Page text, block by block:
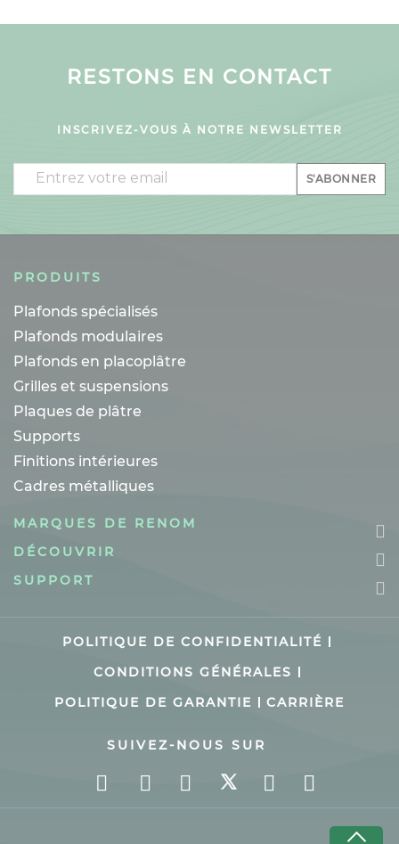
RESTONS EN CONTACT
INSCRIVEZ-VOUS À NOTRE NEWSLETTER
Email S'ABONNER
PRODUITS
Plafonds spécialisés
Plafonds modulaires
Plafonds en placoplâtre
Grilles et suspensions
Plaques de plâtre
Supports
Finitions intérieures
Cadres métalliques
MARQUES DE RENOM
DÉCOUVRIR
SUPPORT
POLITIQUE DE CONFIDENTIALITÉ
CONDITIONS GÉNÉRALES
POLITIQUE DE GARANTIE
CARRIÈRE
SUIVEZ-NOUS SUR